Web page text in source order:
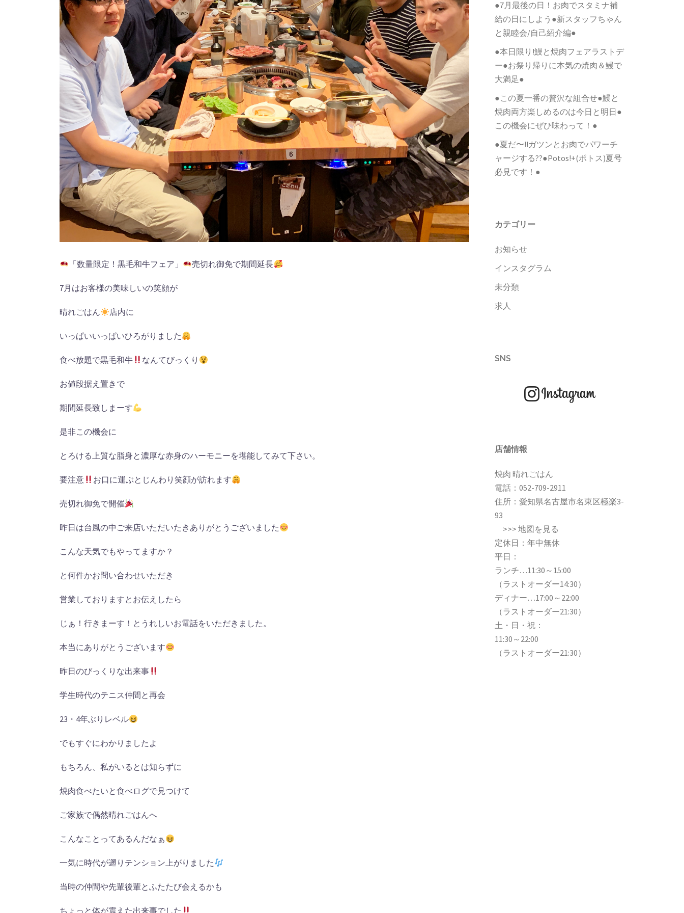
「数量限定！黒毛和牛フェア」 売切れ御免で期間延長
7月はお客様の美味しいの笑顔が
晴れごはん 店内に
いっぱいいっぱいひろがりました
食べ放題で黒毛和牛 なんてびっくり
お値段据え置きで
期間延長致しまーす
是非この機会に
とろける上質な脂身と濃厚な赤身のハーモニーを堪能してみて下さい。
要注意 お口に運ぶとじんわり笑顔が訪れます
売切れ御免で開催
昨日は台風の中ご来店いただいたきありがとうございました
こんな天気でもやってますか？
と何件かお問い合わせいただき
営業しておりますとお伝えしたら
じぁ！行きまーす！とうれしいお電話をいただきました。
本当にありがとうございます
昨日のびっくりな出来事
学生時代のテニス仲間と再会
23 ・ 4年ぶりレベル
でもすぐにわかりましたよ
もちろん、私がいるとは知らずに
焼肉食べたいと食べログで見つけて
ご家族で偶然晴れごはんへ
こんなことってあるんだなぁ
一気に時代が遡りテンション上がりました
当時の仲間や先輩後輩とふたたび会えるかも
ちょっと体が震えた出来事でした
●7月最後の日！お肉でスタミナ補
給の日にしよう●新スタッフちゃん
と親睦会/自己紹介編●
●本日限り!鰻と焼肉フェアラストデ
ー●お祭り帰りに本気の焼肉＆鰻で
大満足●
●この夏一番の贅沢な組合せ●鰻と
焼肉両方楽しめるのは今日と明日●
この機会にぜひ味わって！●
●夏だ〜!!ガツンとお肉でパワーチ
ャージする??●Potos!+(ポトス)夏号
必見です！●
カテゴリー
お知らせ
インスタグラム
未分類
求人
SNS
店舗情報
焼肉 晴れごはん
電話： 052-709-2911
住所：愛知県名古屋市名東区極楽3-
93
>>> 地図を見る
定休日：年中無休
平日：
ランチ…11:30～15:00
（ラストオーダー14:30）
ディナー…17:00～22:00
（ラストオーダー21:30）
土・日・祝：
11:30～22:00
（ラストオーダー21:30）